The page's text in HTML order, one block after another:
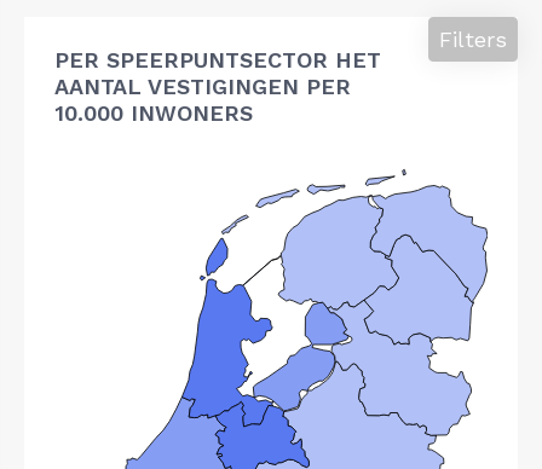
PER SPEERPUNTSECTOR HET
AANTAL VESTIGINGEN PER
10.000 INWONERS
Filters